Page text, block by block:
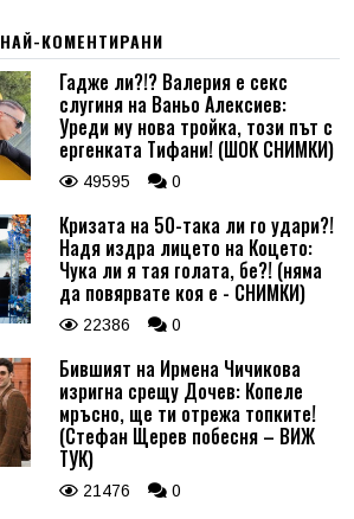
НАЙ-КОМЕНТИРАНИ
Гадже ли?!? Валерия е секс
слугиня на Ваньо Алексиев:
Уреди му нова тройка, този път с
ергенката Тифани! (ШОК СНИМКИ)
49595 0
Кризата на 50-така ли го удари?!
Надя издра лицето на Коцето:
Чука ли я тая голата, бе?! (няма
да повярвате коя е - СНИМКИ)
22386 0
Бившият на Ирмена Чичикова
изригна срещу Дочев: Копеле
мръсно, ще ти отрежа топките!
(Стефан Щерев побесня – ВИЖ
ТУК)
21476 0